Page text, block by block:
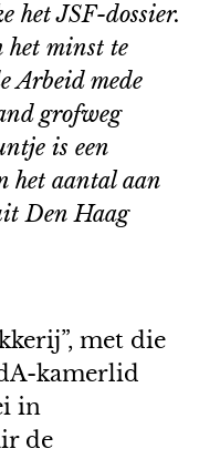
het JSF-dossier.
het minst te
Arbeid mede
grofweg
is een
het aantal aan
Den Haag
met die
kamerlid
in
de